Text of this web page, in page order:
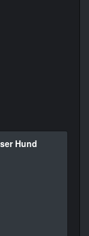
Hund